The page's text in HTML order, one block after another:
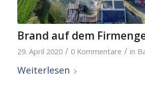
Brand auf dem
29. April 2020 / 0 Kommentare / in
Weiterlesen